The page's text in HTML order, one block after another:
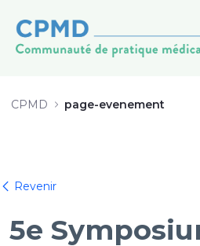
CPMD page-evenement
Revenir
5e